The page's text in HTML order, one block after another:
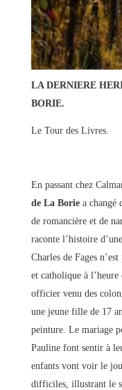
LA DERNIERE
BORIE.
Le Tour des Livres.
En passant chez
de La Borie a changé
de romancière et de
raconte l’histoire
Charles de Fages
et catholique à
officier venu des
une jeune fille de 17
peinture. Le mariage
Pauline font sentir à
enfants vont voir le
difficiles, illustrant le